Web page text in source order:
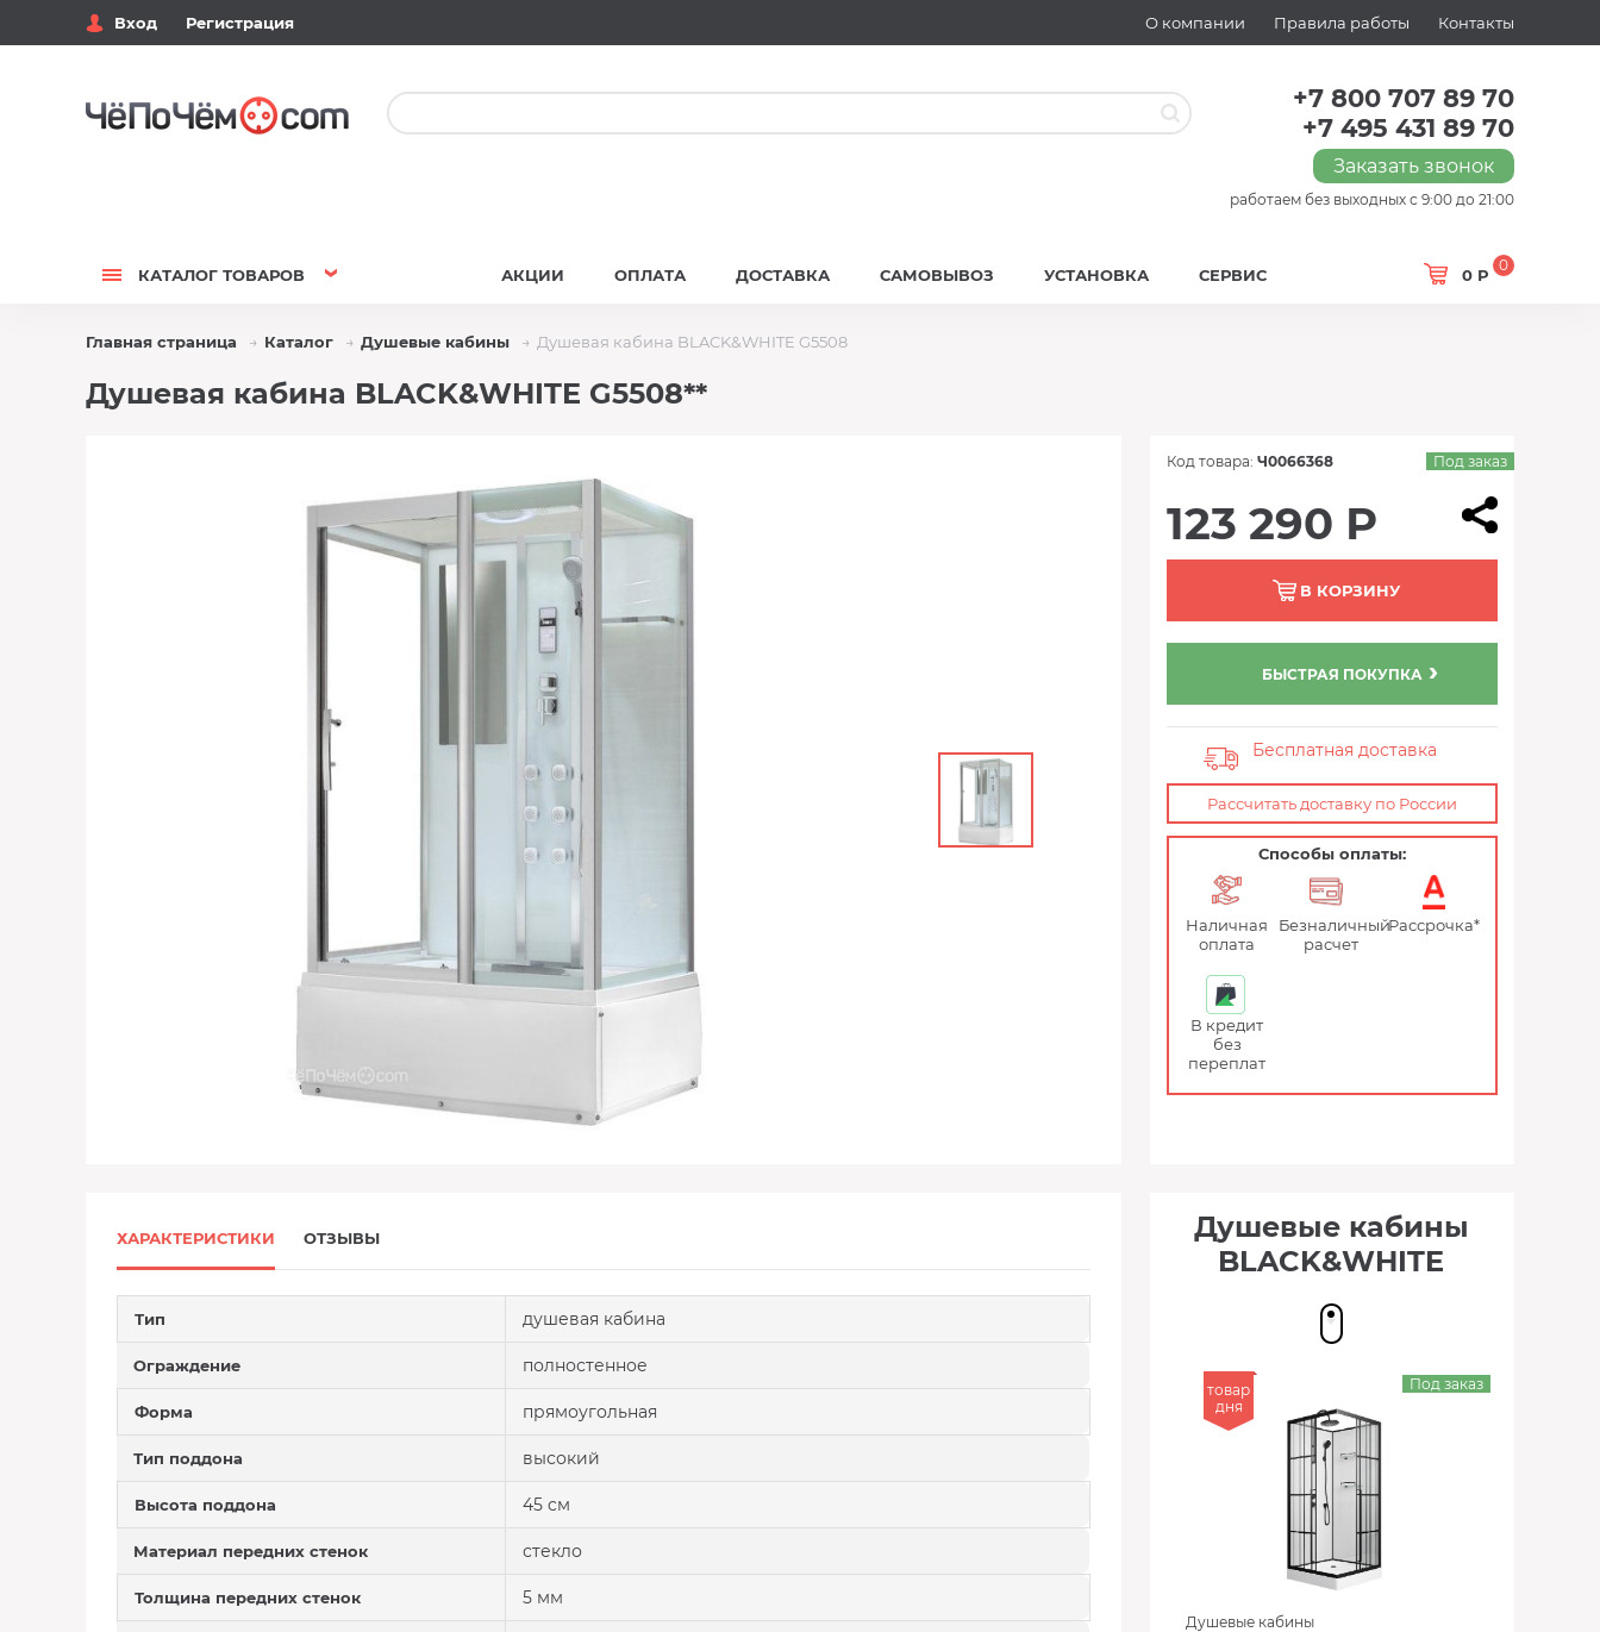
Вход Регистрация О компании Правила работы Контакты
+7 800 707 89 70
+7 495 431 89 70
Заказать звонок
работаем без выходных с 9:00 до 21:00
КАТАЛОГ ТОВАРОВ 0 Р
0
АКЦИИ ОПЛАТА ДОСТАВКА САМОВЫВОЗ УСТАНОВКА СЕРВИС
Главная страница Каталог Душевые кабины Душевая кабина BLACK&WHITE G5508
Душевая кабина BLACK&WHITE G5508**
Код товара: Ч0066368 Под заказ
123 290 Р
В КОРЗИНУ
БЫСТРАЯ ПОКУПКА
Бесплатная доставка
Рассчитать доставку по России
Способы оплаты:
Наличная
оплата
Безналичный
расчет
Рассрочка*
В кредит
без
переплат
ХАРАКТЕРИСТИКИ ОТЗЫВЫ
Тип душевая кабина
Ограждение полностенное
Форма прямоугольная
Тип поддона высокий
Высота поддона 45 cм
Материал передних стенок стекло
Толщина передних стенок 5 мм
Душевые кабины
BLACK&WHITE
товар
дня
Душевые кабины
Под заказ